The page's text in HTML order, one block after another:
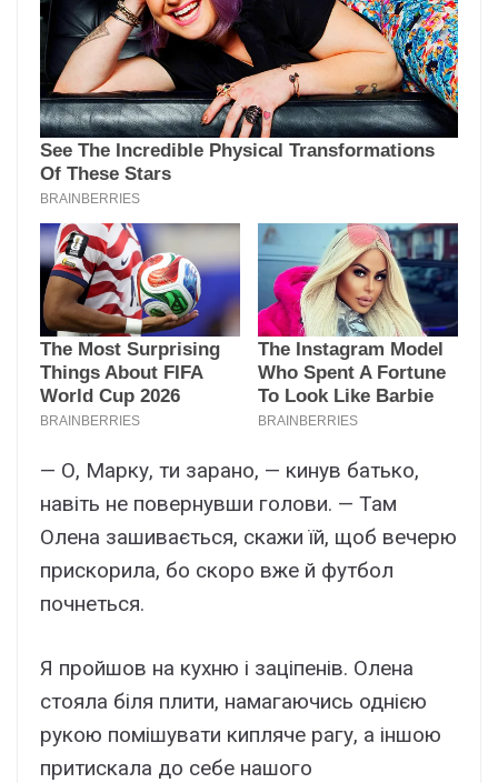
— О, Марку, ти зарано, — кинув батько,
навіть не повернувши голови. — Там
Олена зашивається, скажи їй, щоб вечерю
прискорила, бо скоро вже й футбол
почнеться.
Я пройшов на кухню і заціпенів. Олена
стояла біля плити, намагаючись однією
рукою помішувати кипляче рагу, а іншою
притискала до себе нашого